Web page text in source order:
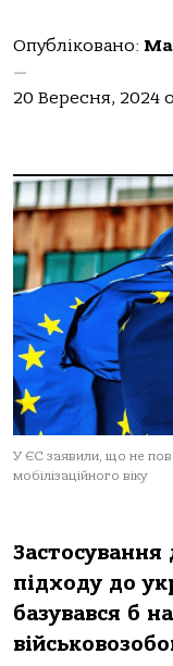
Опубліковано:
—
20 Вересня, 2024
У ЄС заявили, що не
мобілізаційного віку
Застосування
підходу до
базувався б на